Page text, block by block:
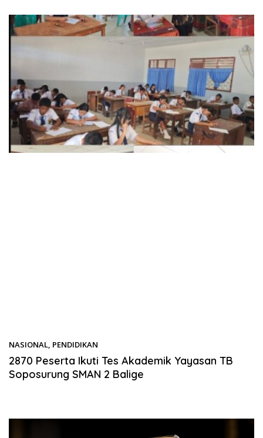
NASIONAL, PENDIDIKAN
2870 Peserta Ikuti Tes Akademik Yayasan TB
Soposurung SMAN 2 Balige